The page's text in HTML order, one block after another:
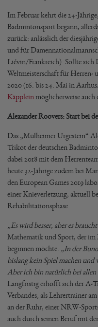
Im Februar kehrt die 24-
Badmintonsport begann,
zurück: anlässlich der
und für
Liévin/Frankreich). Sollte sich
Weltmeisterschaft für Herren-
2020 (16. bis 24. Mai in
Käpplein möglicherweise auch
Alexander Roovers: Start bei
Das „Mülheimer Urgestein“
Trikot der deutschen
dabei 2018 mit dem
heute 32-Jährige zudem bei
den European Games 2019
einer Knieverletzung, aktuell
Rehabilitationsphase.
„Es wird besser, aber es
Mathematik und Sport, der im
beginnen möchte. „In der
bislang kein Spiel machen und
Aber ich bin natürlich bei allen
Langfristig erhofft sich der A-
Verbandes, als Lehrertrainer
an der Ruhr, einer NRW-
auch durch seinen Beruf mit